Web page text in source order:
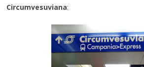
Circumvesuviana: